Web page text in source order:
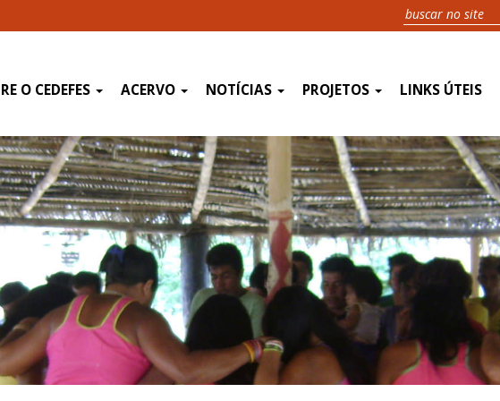
O CEDEFES ACERVO NOTÍCIAS PROJETOS LINKS ÚTEIS